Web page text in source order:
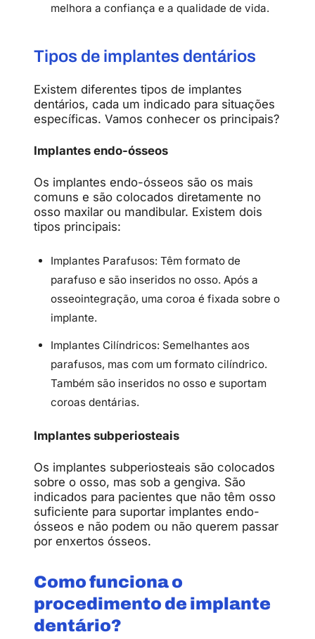
melhora a confiança e a qualidade de vida.
Tipos de implantes dentários
Existem diferentes tipos de implantes
dentários, cada um indicado para situações
específicas. Vamos conhecer os principais?
Implantes endo-ósseos
Os implantes endo-ósseos são os mais
comuns e são colocados diretamente no
osso maxilar ou mandibular. Existem dois
tipos principais:
Implantes Parafusos: Têm formato de
parafuso e são inseridos no osso. Após a
osseointegração, uma coroa é fixada sobre o
implante.
Implantes Cilíndricos: Semelhantes aos
parafusos, mas com um formato cilíndrico.
Também são inseridos no osso e suportam
coroas dentárias.
Implantes subperiosteais
Os implantes subperiosteais são colocados
sobre o osso, mas sob a gengiva. São
indicados para pacientes que não têm osso
suficiente para suportar implantes endo-
ósseos e não podem ou não querem passar
por enxertos ósseos.
Como funciona o
procedimento de implante
dentário?